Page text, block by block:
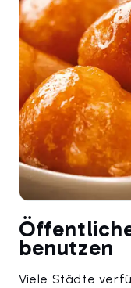
benutzen
Viele Städte